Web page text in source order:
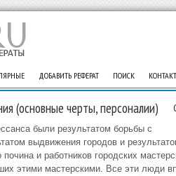
ДОБАВИТЬ РЕФЕРАТ ПОИСК
(основные черты, персоналии)
были результатом борьбы с
выдвижения городов и
почина и работников городских
этими мастерскими. Все эти люди